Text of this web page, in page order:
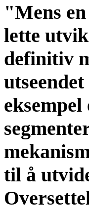
"Mens
lette
definitiv
til å